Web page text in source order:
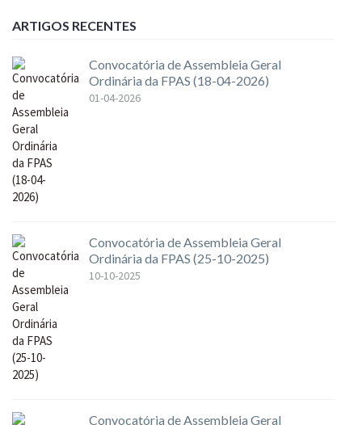
ARTIGOS RECENTES
Convocatória de Assembleia Geral
Ordinária da FPAS (18-04-2026)
01-04-2026
Convocatória de Assembleia Geral
Ordinária da FPAS (25-10-2025)
10-10-2025
Convocatória de Assembleia Geral